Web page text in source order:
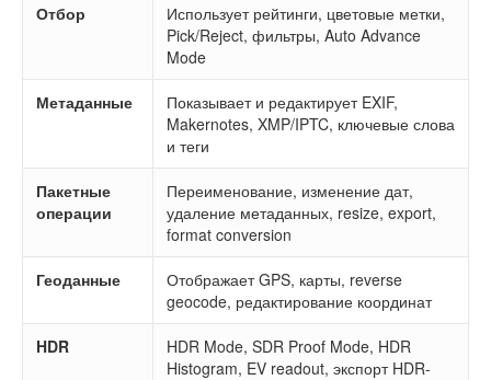
Отбор
Использует рейтинги, цветовые метки,
Pick/Reject, фильтры, Auto Advance
Mode
Метаданные
Показывает и редактирует EXIF,
Makernotes, XMP/IPTC, ключевые слова
и теги
Пакетные
операции
Переименование, изменение дат,
удаление метаданных, resize, export,
format conversion
Геоданные
Отображает GPS, карты, reverse
geocode, редактирование координат
HDR
HDR Mode, SDR Proof Mode, HDR
Histogram, EV readout, экспорт HDR-